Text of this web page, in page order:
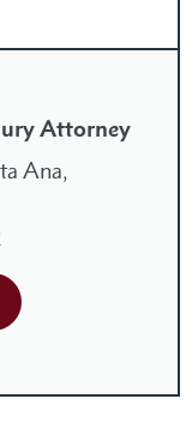
Attorney
Ana,